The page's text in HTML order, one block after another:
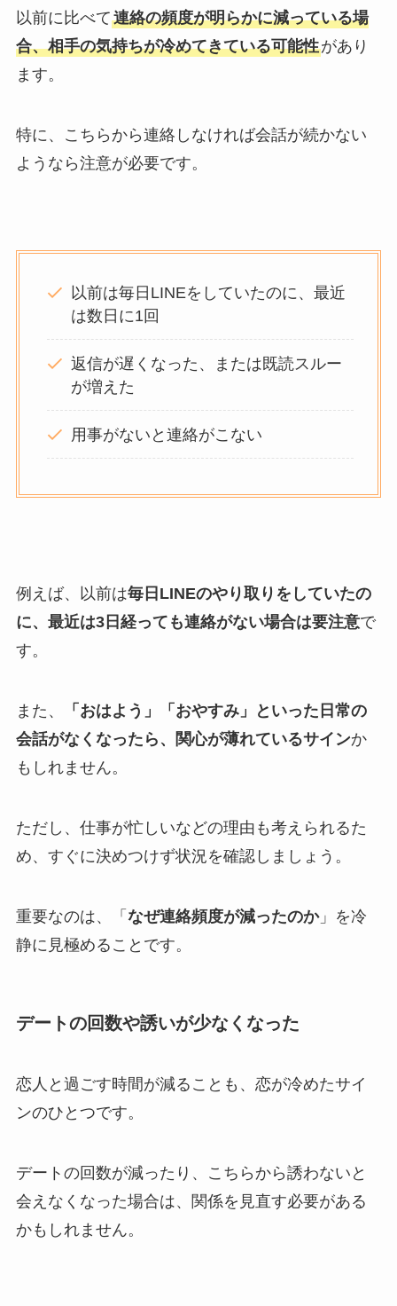
以前に比べて連絡の頻度が明らかに減っている場
合、相手の気持ちが冷めてきている可能性があり
ます。
特に、こちらから連絡しなければ会話が続かない
ようなら注意が必要です。
以前は毎日LINEをしていたのに、最近
は数日に1回
返信が遅くなった、または既読スルー
が増えた
用事がないと連絡がこない
例えば、以前は毎日LINEのやり取りをしていたの
に、最近は3日経っても連絡がない場合は要注意で
す。
また、
「おはよう」「おやすみ」といった日常の
会話がなくなったら、関心が薄れているサインか
もしれません。
ただし、仕事が忙しいなどの理由も考えられるた
め、すぐに決めつけず状況を確認しましょう。
重要なのは、「 なぜ連絡頻度が減ったのか」を冷
静に見極めることです。
デートの回数や誘いが少なくなった
恋人と過ごす時間が減ることも、恋が冷めたサイ
ンのひとつです。
デートの回数が減ったり、こちらから誘わないと
会えなくなった場合は、関係を見直す必要がある
かもしれません。